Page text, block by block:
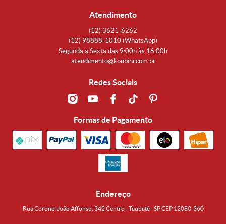
Atendimento
(12) 3621-6262
(12) 98888-1010 (WhatsApp)
Segunda a Sexta das 9:00h às 16:00h
atendimento@konbini.com.br
Redes Sociais
Formas de Pagamento
Endereço
Rua Coronel João Affonso, 342 Centro - Taubaté - SP CEP 12080-360